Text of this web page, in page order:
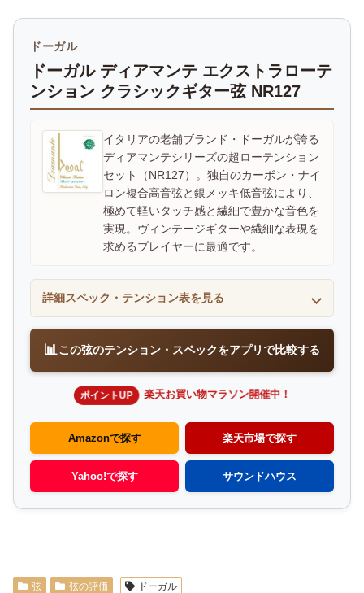
ドーガル
ドーガル ディアマンテ エクストラローテ
ンション クラシックギター弦 NR127
イタリアの老舗ブランド・ドーガルが誇る
ディアマンテシリーズの超ローテンション
セット（NR127）。独自のカーボン・ナイ
ロン複合高音弦と銀メッキ低音弦により、
極めて軽いタッチ感と繊細で豊かな音色を
実現。ヴィンテージギターや繊細な表現を
求めるプレイヤーに最適です。
詳細スペック・テンション表を見る
📊この弦のテンション・スペックをアプリで比較する
ポイントUP 楽天お買い物マラソン開催中！
Amazonで探す 楽天市場で探す
Yahoo!で探す サウンドハウス
弦 弦の評価 ドーガル